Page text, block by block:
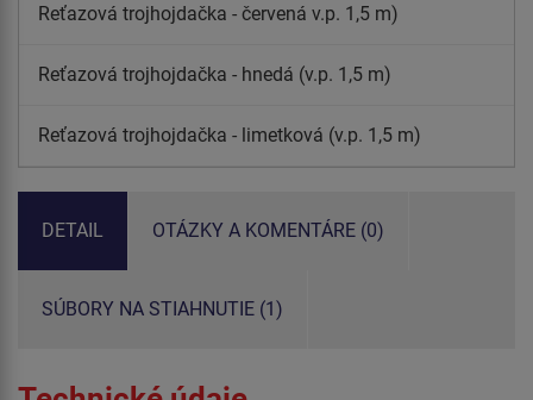
Reťazová trojhojdačka - červená v.p. 1,5 m)
Reťazová trojhojdačka - hnedá (v.p. 1,5 m)
Reťazová trojhojdačka - limetková (v.p. 1,5 m)
DETAIL OTÁZKY A KOMENTÁRE (0)
SÚBORY NA STIAHNUTIE (1)